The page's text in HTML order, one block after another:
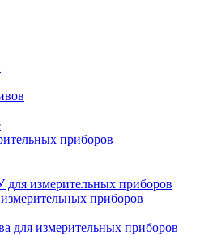
приборов
измерительных приборов
приборов
для измерительных приборов